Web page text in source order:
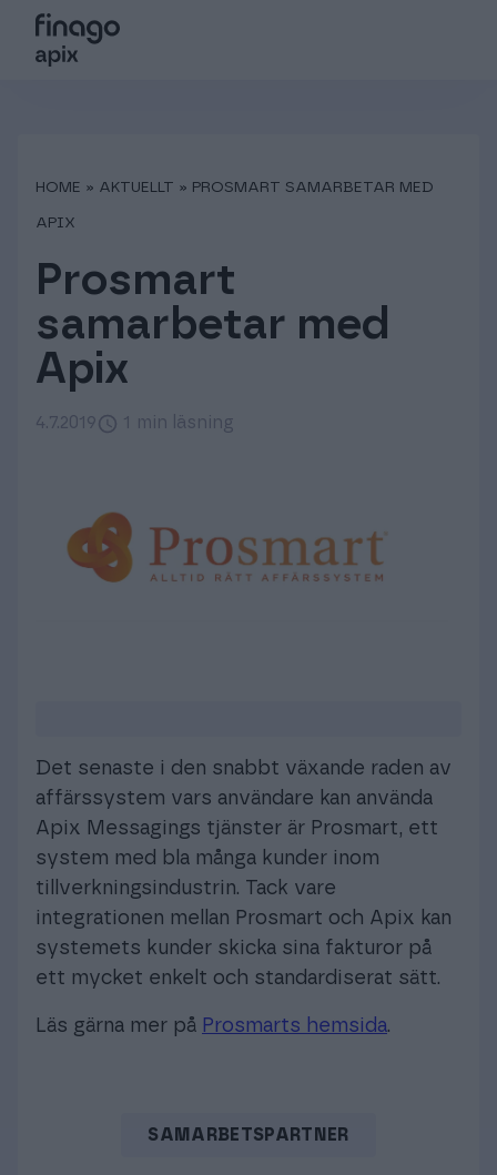
Sverige
Global (English)
Partners
Kundsupport
Om oss
HOME » AKTUELLT » PROSMART SAMARBETAR MED
APIX
Prosmart
samarbetar med
Apix
4.7.2019 1 min läsning
Det senaste i den snabbt växande raden av
affärssystem vars användare kan använda
Apix Messagings tjänster är Prosmart, ett
system med bla många kunder inom
tillverkningsindustrin. Tack vare
integrationen mellan Prosmart och Apix kan
systemets kunder skicka sina fakturor på
ett mycket enkelt och standardiserat sätt.
Läs gärna mer på Prosmarts hemsida.
SAMARBETSPARTNER